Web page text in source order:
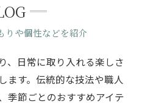
りや個性などを紹介
、日常に取り入れる楽しさ
ます。伝統的な技法や職人
季節ごとのおすすめアイテ